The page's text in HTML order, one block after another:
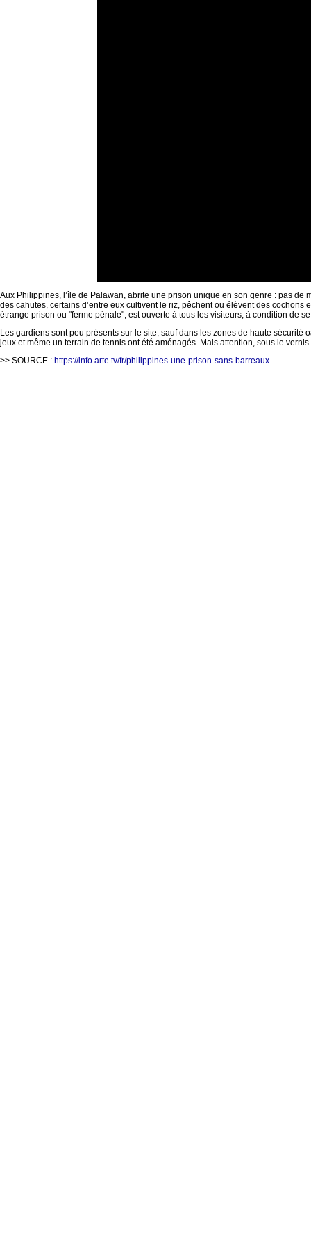
Aux Philippines, l’île de Palawan, abrite une prison unique en son genre : pas
des cahutes, certains d’entre eux cultivent le riz, pêchent ou élèvent des cochons
étrange prison ou "ferme pénale", est ouverte à tous les visiteurs, à condition de
Les gardiens sont peu présents sur le site, sauf dans les zones de haute
jeux et même un terrain de tennis ont été aménagés. Mais attention, sous le
>> SOURCE : https://info.arte.tv/fr/philippines-une-prison-sans-barreaux